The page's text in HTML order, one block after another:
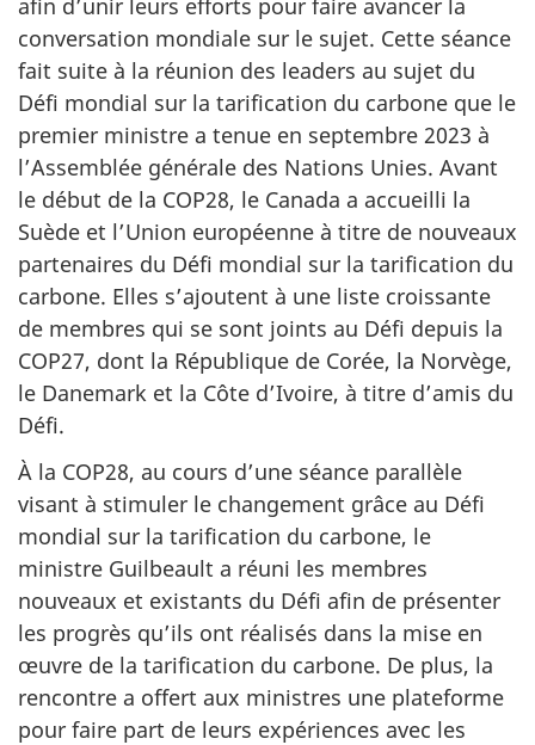
afin d’unir leurs efforts pour faire avancer la
conversation mondiale sur le sujet. Cette séance
fait suite à la réunion des leaders au sujet du
Défi mondial sur la tarification du carbone que le
premier ministre a tenue en septembre 2023 à
l’Assemblée générale des Nations Unies. Avant
le début de la COP28, le Canada a accueilli la
Suède et l’Union européenne à titre de nouveaux
partenaires du Défi mondial sur la tarification du
carbone. Elles s’ajoutent à une liste croissante
de membres qui se sont joints au Défi depuis la
COP27, dont la République de Corée, la Norvège,
le Danemark et la Côte d’Ivoire, à titre d’amis du
Défi.
À la COP28, au cours d’une séance parallèle
visant à stimuler le changement grâce au Défi
mondial sur la tarification du carbone, le
ministre Guilbeault a réuni les membres
nouveaux et existants du Défi afin de présenter
les progrès qu’ils ont réalisés dans la mise en
œuvre de la tarification du carbone. De plus, la
rencontre a offert aux ministres une plateforme
pour faire part de leurs expériences avec les